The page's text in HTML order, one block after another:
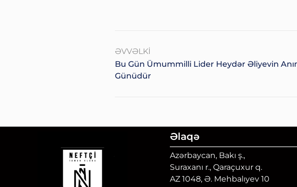
ƏVVƏLKI
Bu Gün Ümummilli Lider Heydər Əliyevin
Günüdür
Əlaqə
Azərbaycan, Bakı ş.,
Suraxanı r., Qaraçuxur q.
AZ 1048, Ə. Mehbalıyev 10